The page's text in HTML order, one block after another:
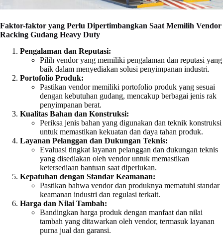
Faktor-faktor yang Perlu Dipertimbangkan Saat Memilih Vendor
Racking Gudang Heavy Duty
Pengalaman dan Reputasi:
Pilih vendor yang memiliki pengalaman dan reputasi yang
baik dalam menyediakan solusi penyimpanan industri.
Portofolio Produk:
Pastikan vendor memiliki portofolio produk yang sesuai
dengan kebutuhan gudang, mencakup berbagai jenis rak
penyimpanan berat.
Kualitas Bahan dan Konstruksi:
Periksa jenis bahan yang digunakan dan teknik konstruksi
untuk memastikan kekuatan dan daya tahan produk.
Layanan Pelanggan dan Dukungan Teknis:
Evaluasi tingkat layanan pelanggan dan dukungan teknis
yang disediakan oleh vendor untuk memastikan
ketersediaan bantuan saat diperlukan.
Kepatuhan dengan Standar Keamanan:
Pastikan bahwa vendor dan produknya mematuhi standar
keamanan industri dan regulasi terkait.
Harga dan Nilai Tambah:
Bandingkan harga produk dengan manfaat dan nilai
tambah yang ditawarkan oleh vendor, termasuk layanan
purna jual dan garansi.